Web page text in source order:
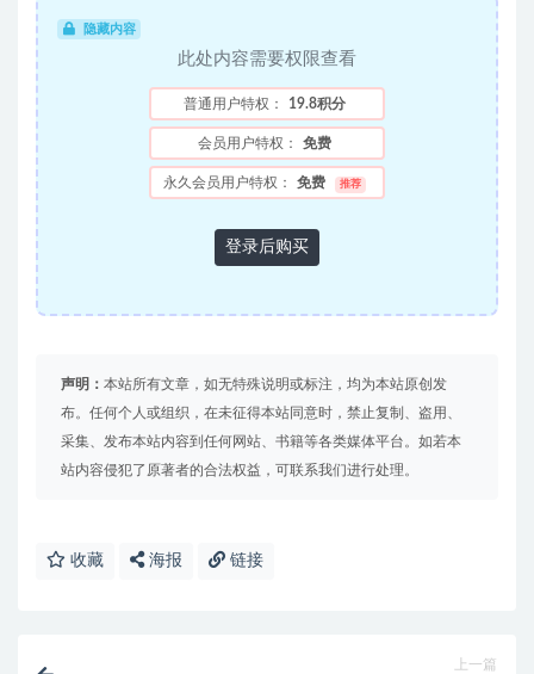
隐藏内容
此处内容需要权限查看
普通用户特权： 19.8积分
会员用户特权： 免费
永久会员用户特权： 免费 推荐
登录后购买
声明： 本站所有文章，如无特殊说明或标注，均为本站原创发
布。任何个人或组织，在未征得本站同意时，禁止复制、盗用、
采集、发布本站内容到任何网站、书籍等各类媒体平台。如若本
站内容侵犯了原著者的合法权益，可联系我们进行处理。
收藏 海报 链接
上一篇